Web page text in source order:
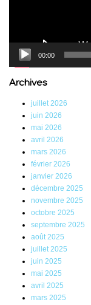
00:00
Archives
juillet 2026
juin 2026
mai 2026
avril 2026
mars 2026
février 2026
janvier 2026
décembre 2025
novembre 2025
octobre 2025
septembre 2025
août 2025
juillet 2025
juin 2025
mai 2025
avril 2025
mars 2025